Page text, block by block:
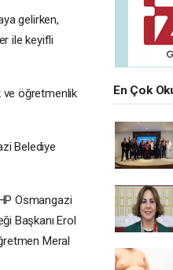
gelirken,
ile keyifli
ve öğretmenlik
Belediye
Osmangazi
Başkanı Erol
Meral
En Çok